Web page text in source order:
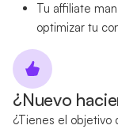
Tu affiliate
optimizar tu
¿Nuevo
¿Tienes el objetivo